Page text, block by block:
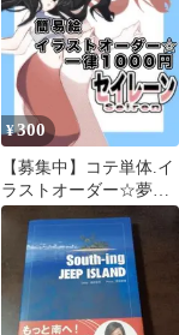
¥300
【募集中】コテ単体.イ
ラストオーダー☆夢絵.
ポストカード